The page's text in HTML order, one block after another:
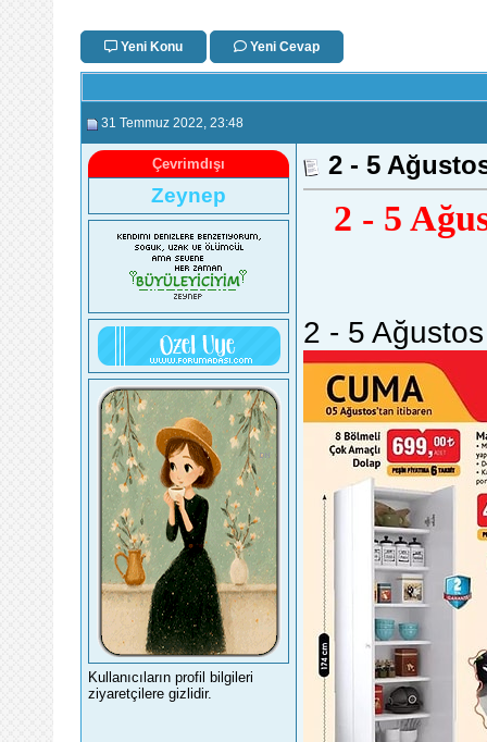
Yeni Konu Yeni Cevap
31 Temmuz 2022 , 23:48
Çevrimdışı
Zeynep
Kullanıcıların profil bilgileri
ziyaretçilere gizlidir.
2 - 5
2 - 5
2 - 5